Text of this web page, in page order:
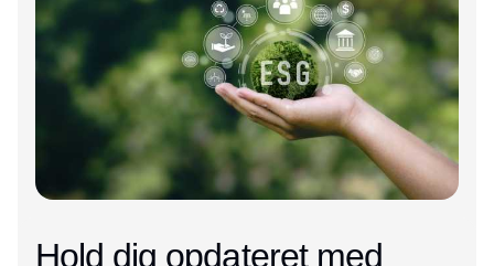
Hold dig opdateret med